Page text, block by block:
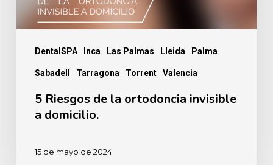
DentalSPA Inca Las Palmas Lleida Palma
Sabadell Tarragona Torrent Valencia
domicilio.
5 Riesgos de la ortodoncia invisible
a domicilio.
15 de mayo de 2024